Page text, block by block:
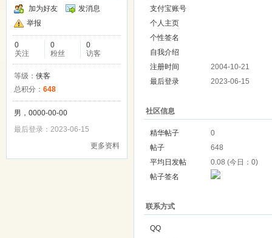
加为好友
发消息
举报
0
关注
0
粉丝
0
访客
等级： 侠客
总积分： 648
男，0000-00-00
最后登录：2023-06-15
更多资料
支付宝账号
个人主页
个性签名
自我介绍
注册时间
2004-10-21
最后登录
2023-06-15
社区信息
精华帖子
0
帖子
648
平均日发帖
0.08 (今日：0)
帖子签名
联系方式
QQ